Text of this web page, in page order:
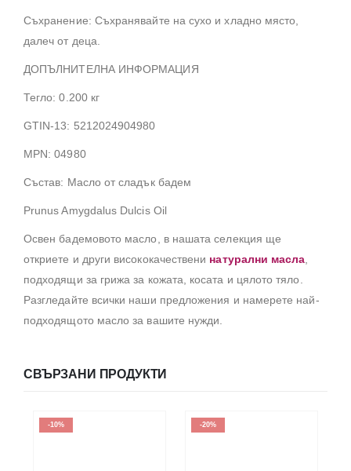
Съхранение: Съхранявайте на сухо и хладно място,
далеч от деца.
ДОПЪЛНИТЕЛНА ИНФОРМАЦИЯ
Тегло: 0.200 кг
GTIN-13: 5212024904980
MPN: 04980
Състав: Масло от сладък бадем
Prunus Amygdalus Dulcis Oil
Освен бадемовото масло, в нашата селекция ще
откриете и други висококачествени натурални масла,
подходящи за грижа за кожата, косата и цялото тяло.
Разгледайте всички наши предложения и намерете най-
подходящото масло за вашите нужди.
СВЪРЗАНИ ПРОДУКТИ
-10% -20%